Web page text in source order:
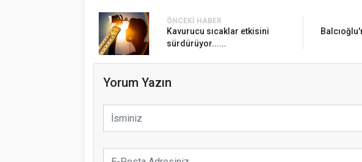
ÖNCEKI HABER
Kavurucu sıcaklar etkisini
sürdürüyor......
Yorum Yazın